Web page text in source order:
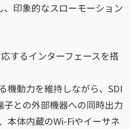
印象的なスローモーション
するインターフェースを搭
機動力を維持しながら、SDI
との外部機器への同時出力
本体内蔵のWi-Fiやイーサネ